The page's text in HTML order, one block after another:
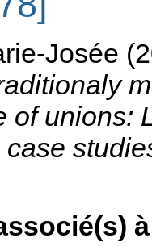
Josée
of unions: